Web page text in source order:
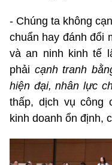
- Chúng ta không
chuẩn hay đánh đổi
và an ninh kinh tế
phải cạnh tranh
hiện đại, nhân lực
thấp, dịch vụ công
kinh doanh ổn định,